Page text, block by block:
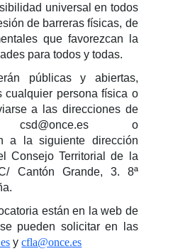
universal en todos
de barreras físicas, de
que favorezcan la
para todos y todas.
públicas y abiertas,
cualquier persona física o
a las direcciones de
csd@once.es o
a la siguiente dirección
Consejo Territorial de la
Cantón Grande, 3. 8ª
están en la web de
pueden solicitar en las
ycfla@once.es